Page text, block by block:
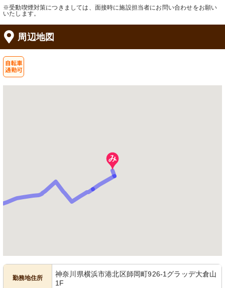
※受動喫煙対策につきましては、面接時に施設担当者にお問い合わせをお願い
いたします。
周辺地図
勤務地住所
神奈川県横浜市港北区師岡町926-1グラッデ大倉山
1F